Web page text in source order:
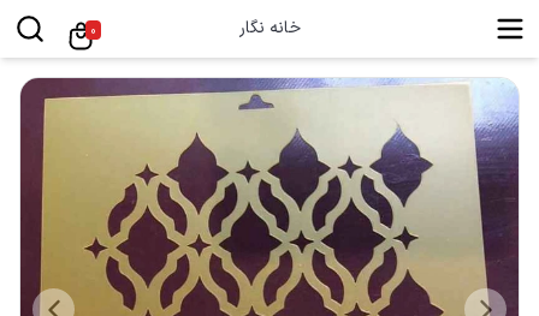
خانه نگار 0